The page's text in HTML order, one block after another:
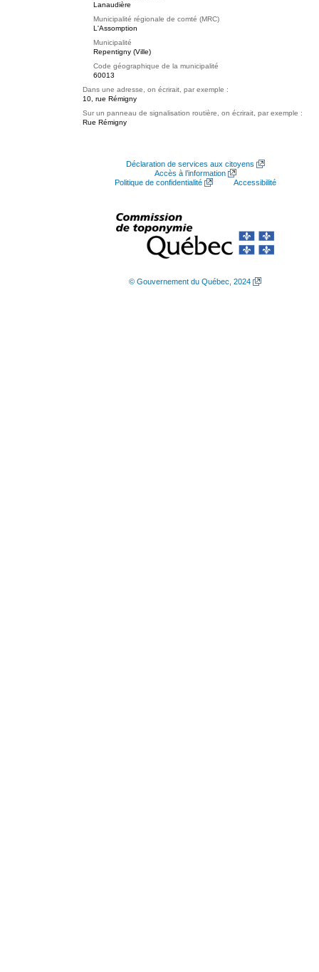
Lanaudière
Municipalité régionale de comté (MRC)
L'Assomption
Municipalité
Repentigny (Ville)
Code géographique de la municipalité
60013
Dans une adresse, on écrirait, par exemple :
10, rue Rémigny
Sur un panneau de signalisation routière, on écrirait, par exemple :
Rue Rémigny
Déclaration de services aux citoyens
Accès à l’information
Politique de confidentialité
Accessibilité
© Gouvernement du Québec, 2024